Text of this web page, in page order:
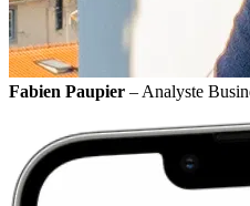
Fabien Paupier – Analyste